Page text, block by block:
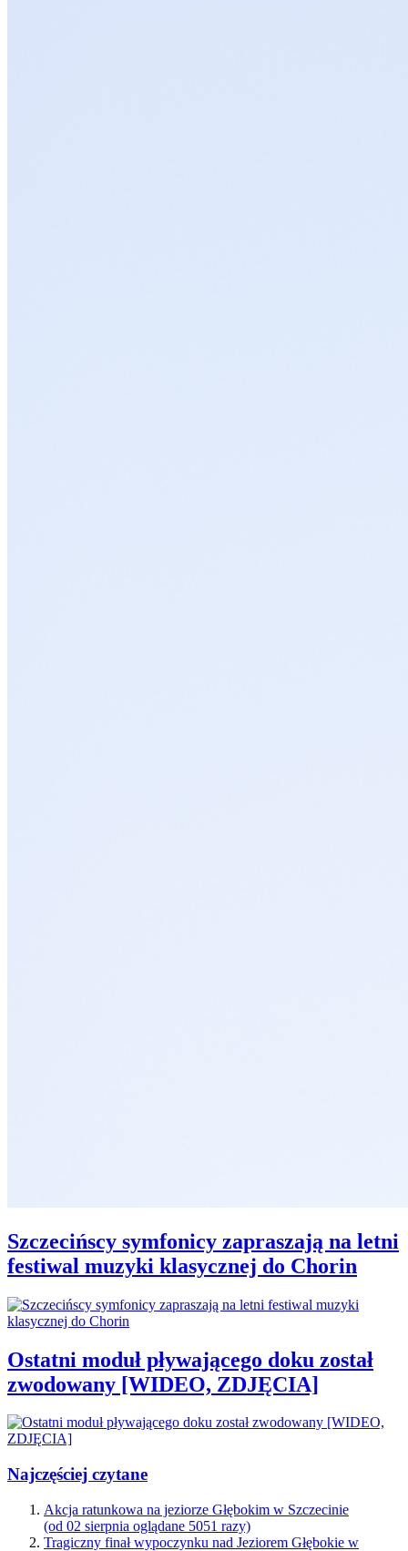
Szczecińscy symfonicy zapraszają na letni
festiwal muzyki klasycznej do Chorin
Ostatni moduł pływającego doku został
zwodowany [WIDEO, ZDJĘCIA]
Najczęściej czytane
Akcja ratunkowa na jeziorze Głębokim w Szczecinie
(od 02 sierpnia oglądane 5051 razy)
Tragiczny finał wypoczynku nad Jeziorem Głębokie w